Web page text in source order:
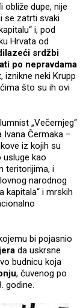
obliže dupe, nije
se zatrti svaki
i, pod
Hrvata od
srdžbi
po nepravdama
iznikne neki Krupp
što su ih ovi
„Večernjeg“
Ivana Čermaka –
iz kojih su
usluge kao
teritorijima, i
narodnog
kapitala“ i mrskih
bi pojasnio
da uskrsne
budnicu koja
, čuvenog po
godine.